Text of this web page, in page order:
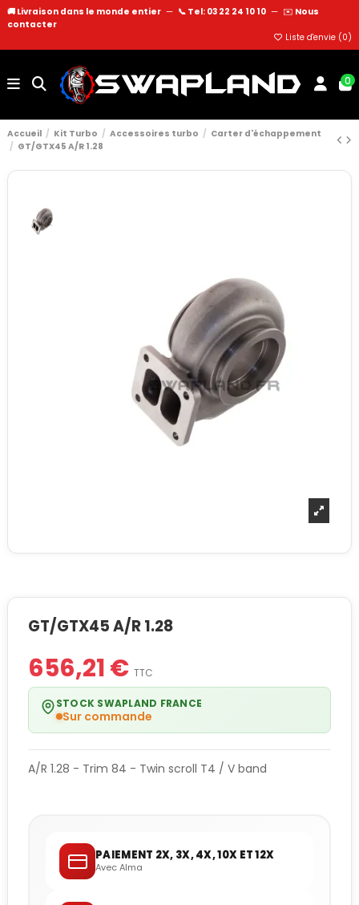
🚚 Livraison dans le monde entier — 📞 Tel: 03 22 24 10 10 — ✉️ Nous
contacter
Liste d'envie (0)
0
Accueil Kit Turbo Accessoires turbo
Carter d'échappement
GT/GTX45 A/R 1.28
GT/GTX45 A/R 1.28
656,21 € TTC
STOCK SWAPLAND FRANCE
Sur commande
A/R 1.28 - Trim 84 - Twin scroll T4 / V band
PAIEMENT 2X, 3X, 4X, 10X ET 12X
Avec Alma